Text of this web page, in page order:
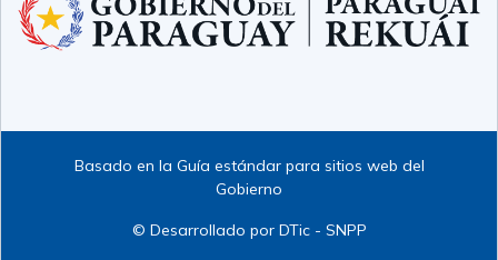
Basado en la Guía estándar para sitios web del
Gobierno
© Desarrollado por DTic - SNPP